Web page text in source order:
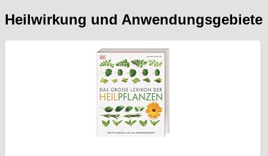
Heilwirkung und Anwendungsgebiete